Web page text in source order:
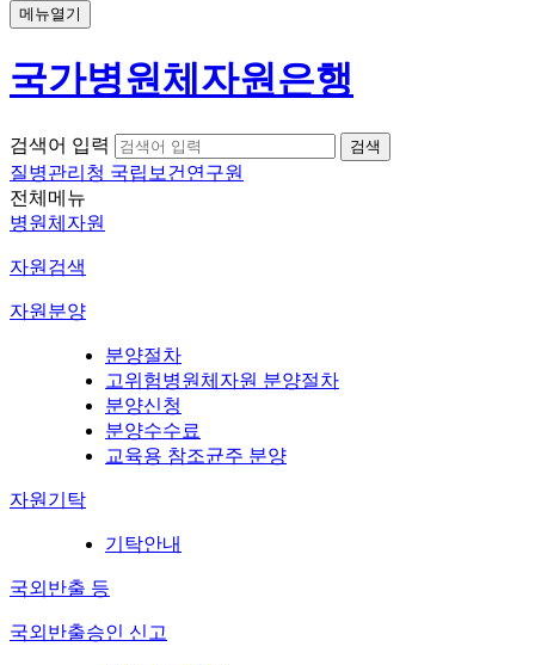
메뉴열기
국가병원체자원은행
검색어 입력
질병관리청 국립보건연구원
전체메뉴
병원체자원
자원검색
자원분양
분양절차
고위험병원체자원 분양절차
분양신청
분양수수료
교육용 참조균주 분양
자원기탁
기탁안내
국외반출 등
국외반출승인 신고